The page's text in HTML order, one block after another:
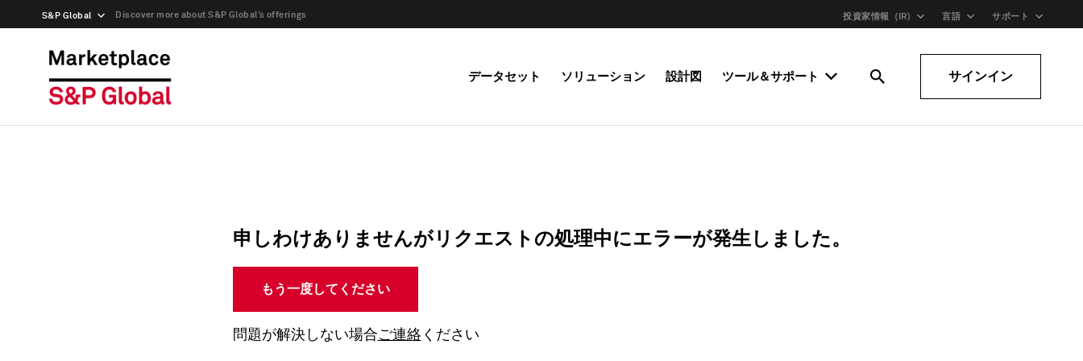
S&P Global Discover more about S&P Global’s offerings 投資家情報（IR) 言語 サポート
データセット ソリューション 設計図 ツール＆サポート サインイン
申しわけありませんがリクエストの処理中にエラーが発生しました。
もう一度してください
問題が解決しない場合ご連絡 ください